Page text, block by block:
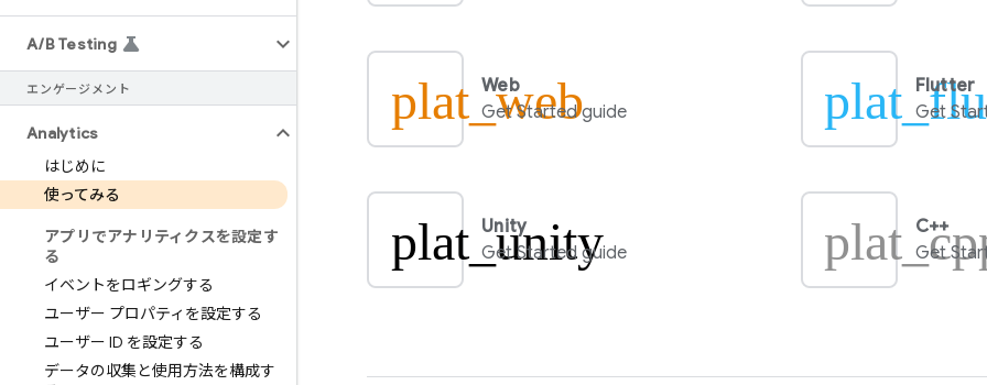
A/B Testing
エンゲージメント
Analytics
はじめに
使ってみる
アプリでアナリティクスを設定す
る
イベントをロギングする
ユーザー プロパティを設定する
ユーザー ID を設定する
データの収集と使用方法を構成す
plat_web
Web
Get Started guide
Flutter
Get
plat_unity
Unity
Get Started guide
C++
Get